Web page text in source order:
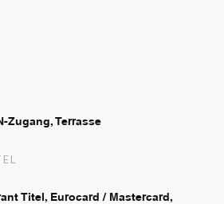
Zugang, Terrasse
Titel, Eurocard / Mastercard,